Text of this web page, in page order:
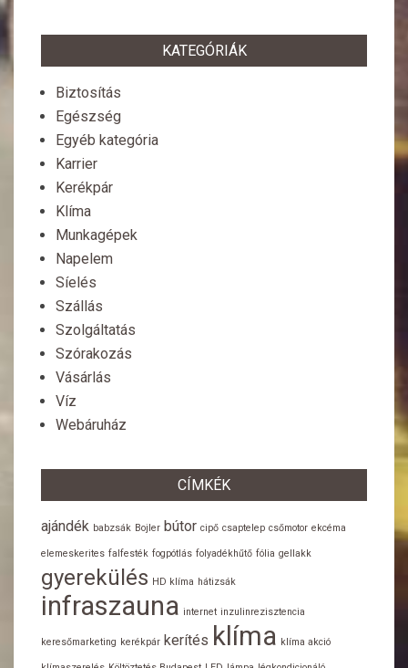
KATEGÓRIÁK
Biztosítás
Egészség
Egyéb kategória
Karrier
Kerékpár
Klíma
Munkagépek
Napelem
Síelés
Szállás
Szolgáltatás
Szórakozás
Vásárlás
Víz
Webáruház
CÍMKÉK
ajándék babzsák Bojler bútor cipő csaptelep csőmotor ekcéma
elemeskerites falfesték fogpótlás folyadékhűtő fólia gellakk
gyerekülés HD klíma hátizsák
infraszauna internet inzulinrezisztencia
keresőmarketing kerékpár kerítés klíma klíma akció